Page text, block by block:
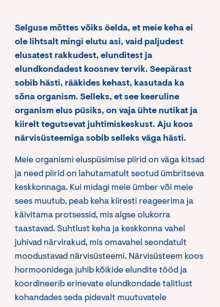
Selguse mõttes võiks öelda, et meie keha ei
ole lihtsalt mingi elutu asi, vaid paljudest
elusatest rakkudest, elunditest ja
elundkondadest koosnev tervik. Seepärast
sobib hästi, rääkides kehast, kasutada ka
sõna organism. Selleks, et see keeruline
organism elus püsiks, on vaja ühte nutikat ja
kiirelt tegutsevat juhtimiskeskust. Aju koos
närvisüsteemiga sobib selleks väga hästi.
Meie organismi eluspüsimise piirid on väga kitsad
ja need piirid on lahutamatult seotud ümbritseva
keskkonnaga. Kui midagi meie ümber või meie
sees muutub, peab keha kiiresti reageerima ja
käivitama protsessid, mis algse olukorra
taastavad. Suhtlust keha ja keskkonna vahel
juhivad närvirakud, mis omavahel seondatult
moodustavad närvisüsteemi. Närvisüsteem koos
hormoonidega juhib kõikide elundite tööd ja
koordineerib erinevate elundkondade talitlust
kohandades seda pidevalt muutuvatele